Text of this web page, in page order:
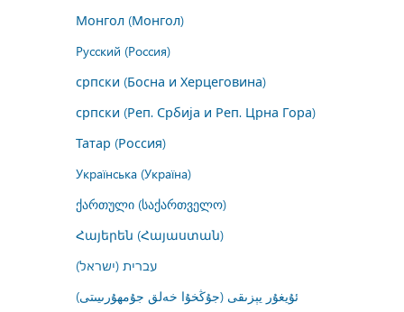
Монгол (Монгол)
Русский (Россия)
српски (Босна и Херцеговина)
српски (Реп. Србија и Реп. Црна Гора)
Татар (Россия)
Українська (Україна)
ქართული (საქართველო)
Հայերեն (Հայաստան)
עברית (ישראל)
ئۇيغۇر يېزىقى (جۇڭخۇا خەلق جۇمھۇرىيىتى)